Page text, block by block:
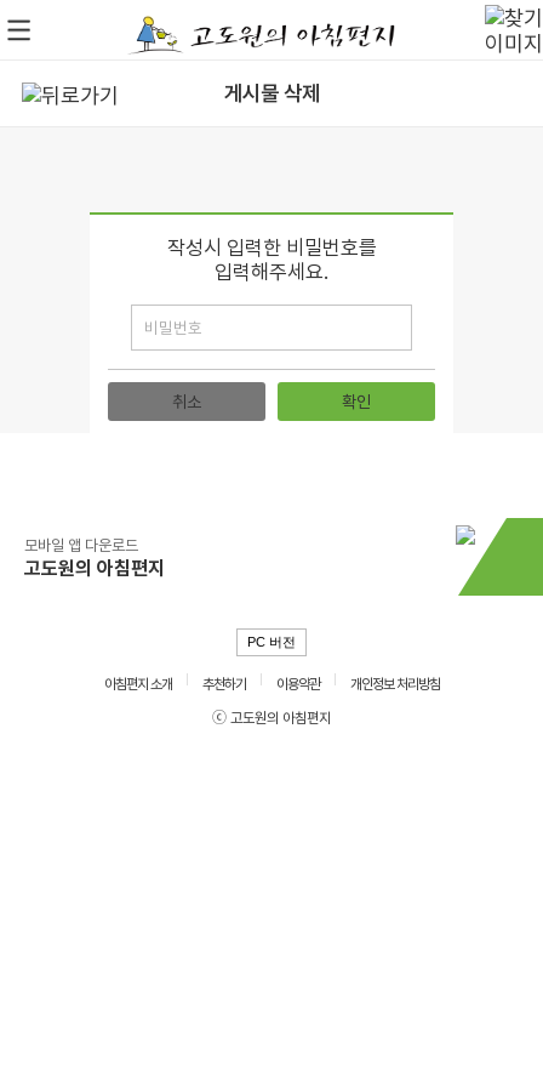
게시물 삭제
작성시 입력한 비밀번호를
입력해주세요.
취소 확인
모바일 앱 다운로드
고도원의 아침편지
PC 버전
아침편지 소개 추천하기 이용약관
개인정보 처리방침
ⓒ 고도원의 아침편지